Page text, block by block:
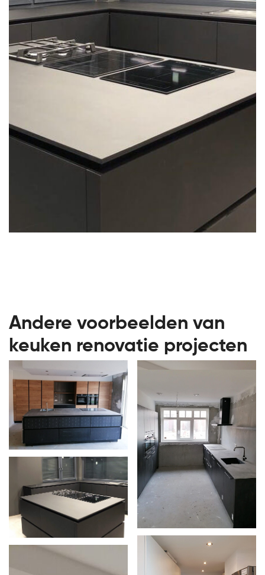
Andere voorbeelden van
keuken renovatie projecten